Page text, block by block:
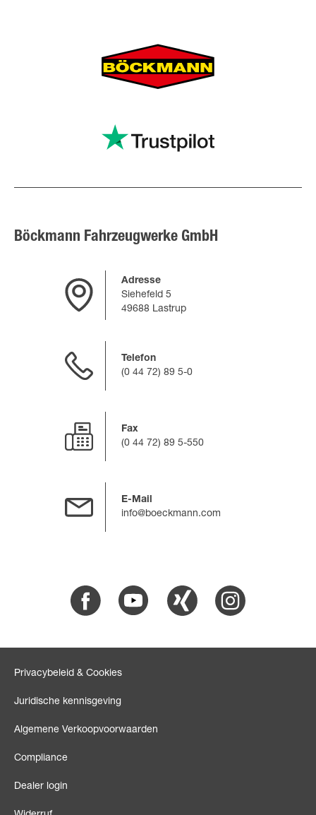
Böckmann Fahrzeugwerke GmbH
Adresse
Siehefeld 5
49688 Lastrup
Telefon
(0 44 72) 89 5-0
Fax
(0 44 72) 89 5-550
E-Mail
info@boeckmann.com
Facebook Youtube Xing Instagram
Privacybeleid & Cookies
Juridische kennisgeving
Algemene Verkoopvoorwaarden
Compliance
Dealer login